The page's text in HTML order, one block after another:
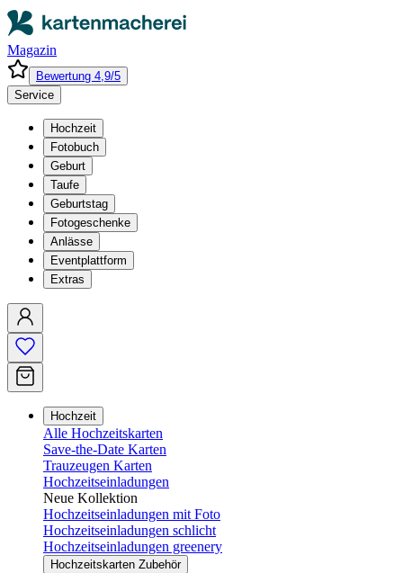
Magazin
Bewertung 4,9/5
Service
Hochzeit
Fotobuch
Geburt
Taufe
Geburtstag
Fotogeschenke
Anlässe
Eventplattform
Extras
Hochzeit
Alle Hochzeitskarten
Save-the-Date Karten
Trauzeugen Karten
Hochzeitseinladungen
Neue Kollektion
Hochzeitseinladungen mit Foto
Hochzeitseinladungen schlicht
Hochzeitseinladungen greenery
Hochzeitskarten Zubehör